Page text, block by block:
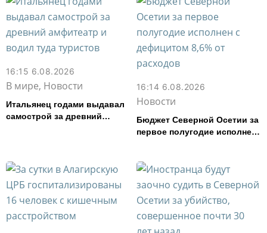
16:15 6.08.2026
В мире, Новости
Итальянец годами выдавал
самострой за древний
16:14 6.08.2026
Новости
Бюджет Северной Осетии за
первое полугодие исполнен